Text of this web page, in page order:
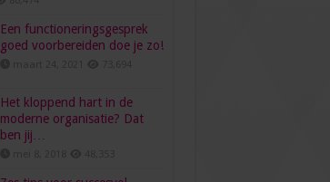
Een functioneringsgesprek
goed voorbereiden doe je zo!
Het kloppend hart in de
moderne organisatie? Dat
ben jij…